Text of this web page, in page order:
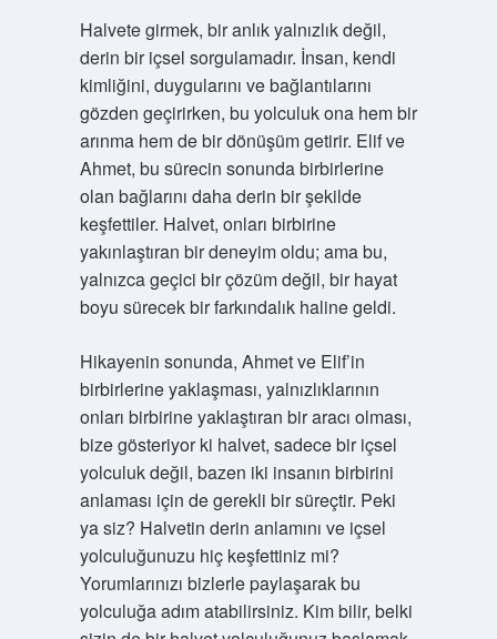
Halvete girmek, bir anlık yalnızlık değil,
derin bir içsel sorgulamadır. İnsan, kendi
kimliğini, duygularını ve bağlantılarını
gözden geçirirken, bu yolculuk ona hem bir
arınma hem de bir dönüşüm getirir. Elif ve
Ahmet, bu sürecin sonunda birbirlerine
olan bağlarını daha derin bir şekilde
keşfettiler. Halvet, onları birbirine
yakınlaştıran bir deneyim oldu; ama bu,
yalnızca geçici bir çözüm değil, bir hayat
boyu sürecek bir farkındalık haline geldi.
Hikayenin sonunda, Ahmet ve Elif’in
birbirlerine yaklaşması, yalnızlıklarının
onları birbirine yaklaştıran bir aracı olması,
bize gösteriyor ki halvet, sadece bir içsel
yolculuk değil, bazen iki insanın birbirini
anlaması için de gerekli bir süreçtir. Peki
ya siz? Halvetin derin anlamını ve içsel
yolculuğunuzu hiç keşfettiniz mi?
Yorumlarınızı bizlerle paylaşarak bu
yolculuğa adım atabilirsiniz. Kim bilir, belki